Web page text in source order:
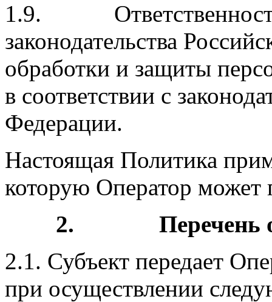
1.9. Ответственность
законодательства
обработки и защиты
в соответствии с
Федерации.
Настоящая Политика
которую Оператор может
2. Перечень
2.1. Субъект передает
при осуществлении